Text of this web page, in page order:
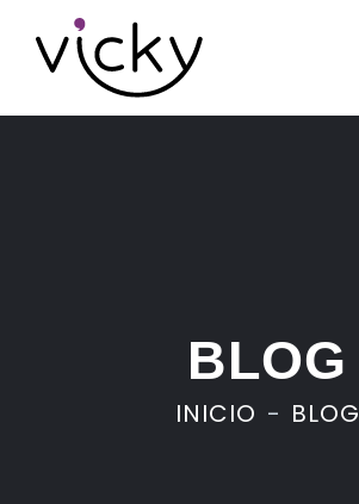
BLOG
INICIO BLOG